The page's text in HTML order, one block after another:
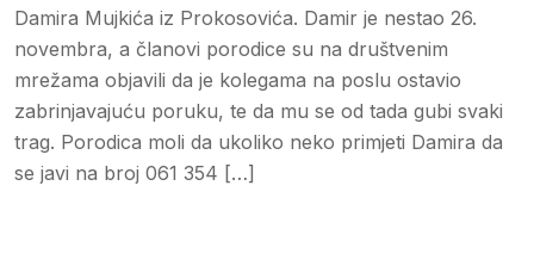
Damira Mujkića iz Prokosovića. Damir je nestao 26.
novembra, a članovi porodice su na društvenim
mrežama objavili da je kolegama na poslu ostavio
zabrinjavajuću poruku, te da mu se od tada gubi svaki
trag. Porodica moli da ukoliko neko primjeti Damira da
se javi na broj 061 354 […]